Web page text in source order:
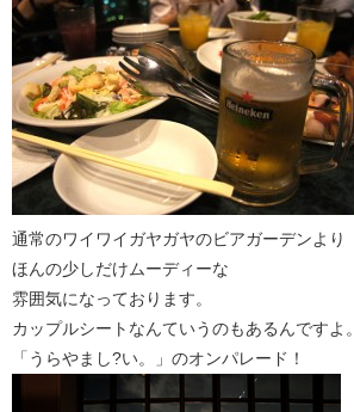
通常のワイワイガヤガヤのビアガーデンより
ほんの少しだけムーディーな
雰囲気になっております。
カップルシートなんていうのもあるんですよ。
「うらやまし?い。」のオンパレード！